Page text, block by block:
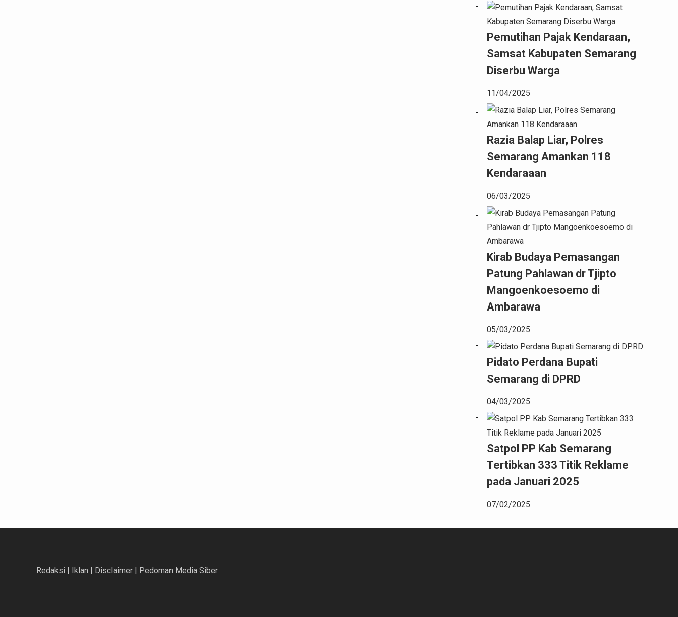
Pemutihan Pajak Kendaraan,
Samsat Kabupaten Semarang
Diserbu Warga
11/04/2025
Razia Balap Liar, Polres
Semarang Amankan 118
Kendaraaan
06/03/2025
Kirab Budaya Pemasangan
Patung Pahlawan dr Tjipto
Mangoenkoesoemo di
Ambarawa
05/03/2025
Pidato Perdana Bupati
Semarang di DPRD
04/03/2025
Satpol PP Kab Semarang
Tertibkan 333 Titik Reklame
pada Januari 2025
07/02/2025
Redaksi | Iklan | Disclaimer | Pedoman Media Siber